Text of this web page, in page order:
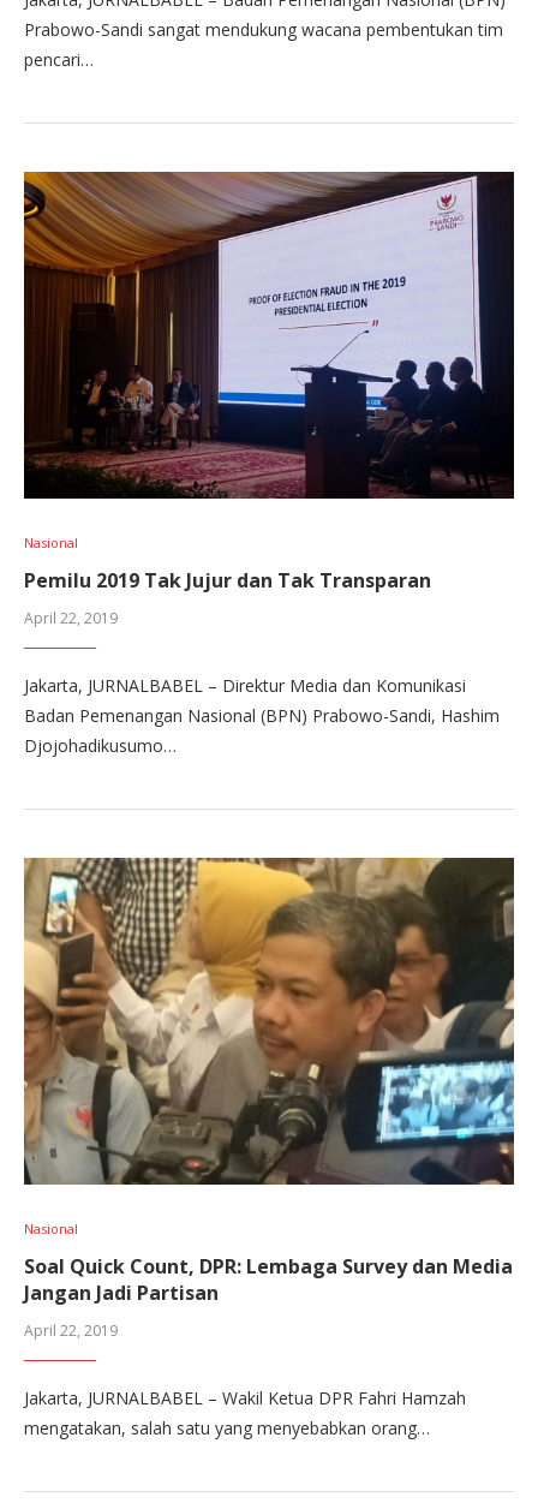
Prabowo-Sandi sangat mendukung wacana pembentukan tim
pencari…
Nasional
Pemilu 2019 Tak Jujur dan Tak Transparan
April 22, 2019
Jakarta, JURNALBABEL – Direktur Media dan Komunikasi
Badan Pemenangan Nasional (BPN) Prabowo-Sandi, Hashim
Djojohadikusumo…
Nasional
Soal Quick Count, DPR: Lembaga Survey dan Media
Jangan Jadi Partisan
April 22, 2019
Jakarta, JURNALBABEL – Wakil Ketua DPR Fahri Hamzah
mengatakan, salah satu yang menyebabkan orang…